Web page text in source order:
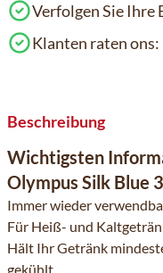
Verfolgen Sie Ihre
Klanten raten ons:
Beschreibung
Wichtigsten
Olympus Silk Blue
Immer wieder
Für Heiß- und
Hält Ihr Getränk
gekühlt.